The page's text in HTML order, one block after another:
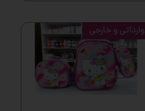
وارداتی و خارجی